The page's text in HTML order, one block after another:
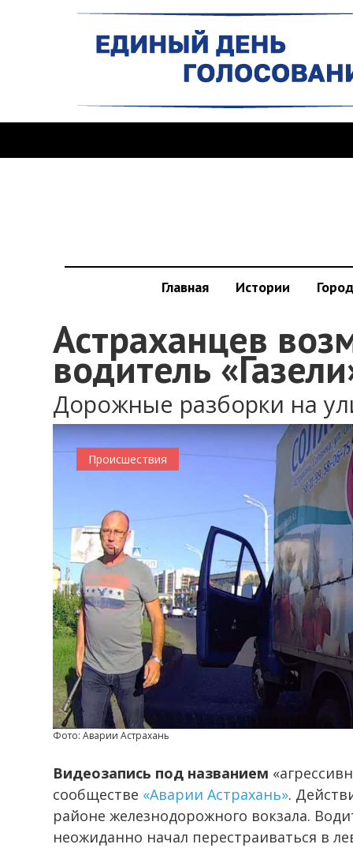
Главная Истории Город
Астраханцев
водитель
Дорожные разборки на
0
Происшествия
Фото: Аварии Астрахань
Видеозапись под названием
сообществе «Аварии Астрахань».
районе железнодорожного вокзала.
неожиданно начал перестраиваться в